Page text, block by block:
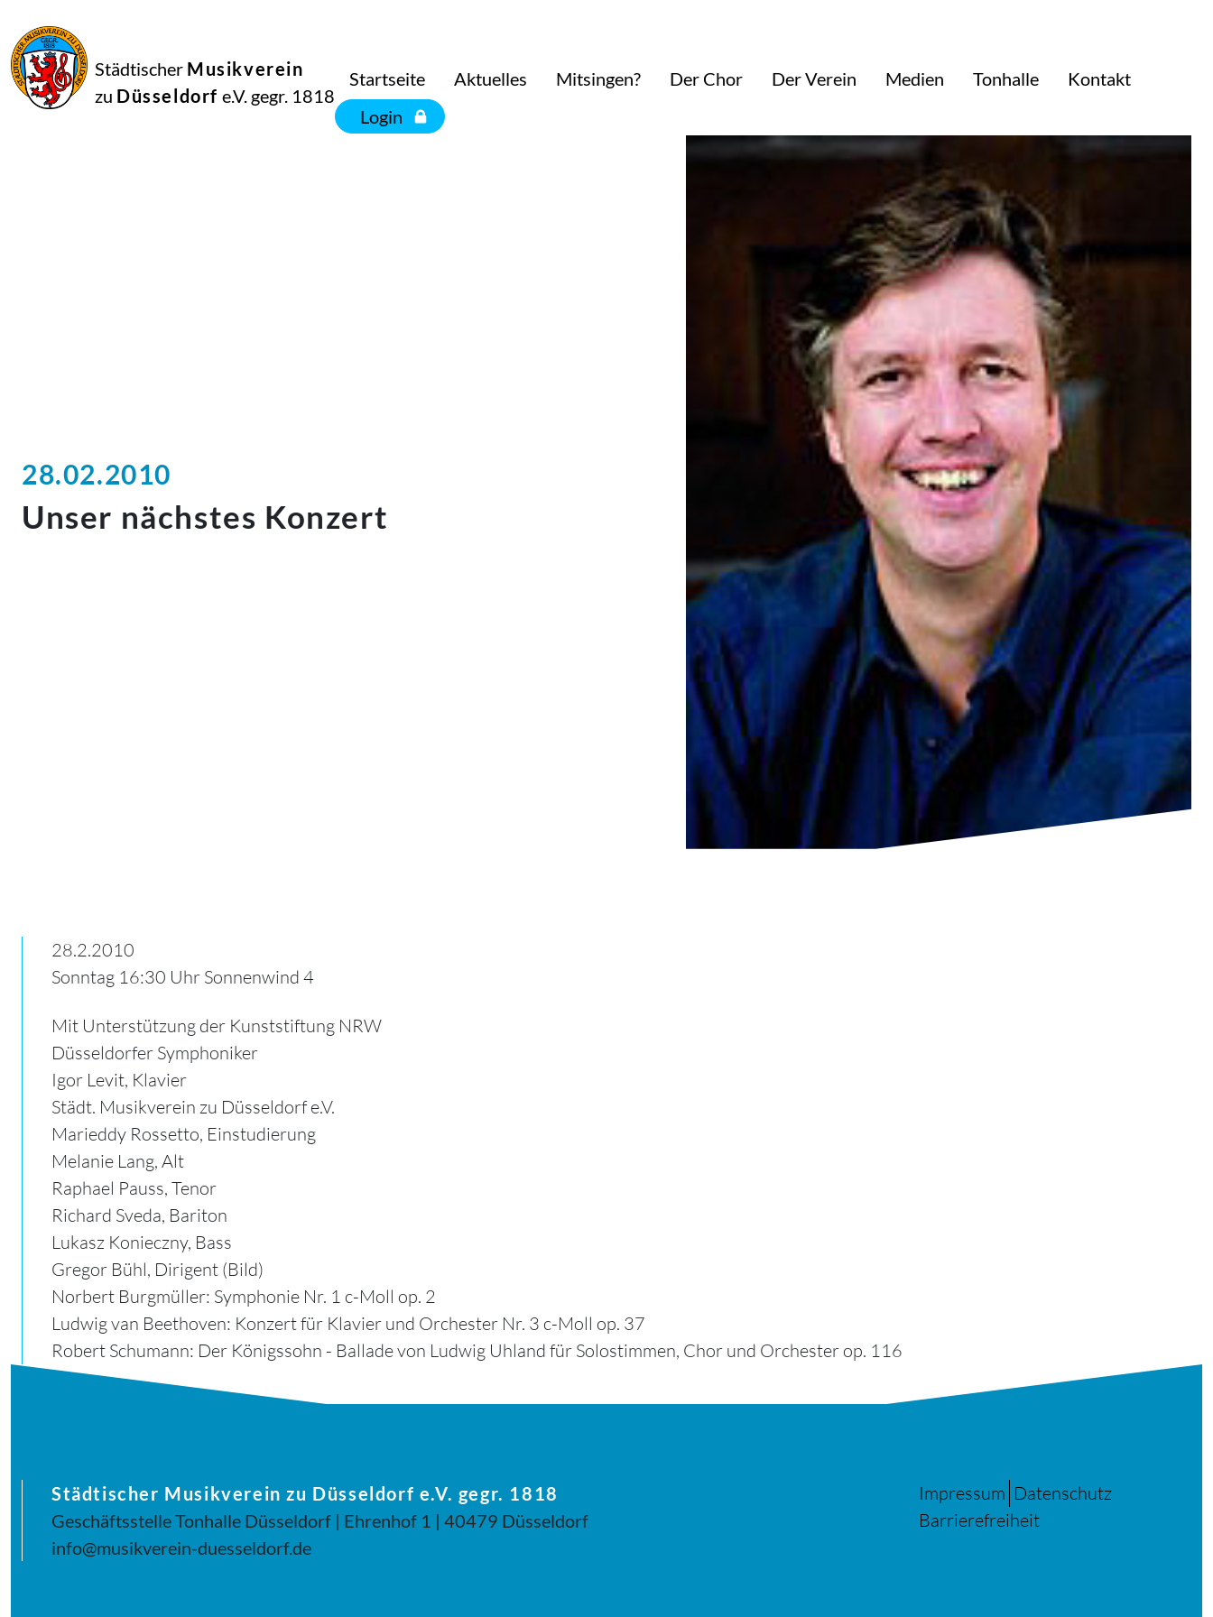
Städtischer Musikverein
zu Düsseldorf e.V. gegr. 1818
Startseite Aktuelles Mitsingen? Der Chor Der Verein Medien Tonhalle
Kontakt
Login
28.02.2010
Unser nächstes Konzert
28.2.2010
Sonntag 16:30 Uhr Sonnenwind 4
Mit Unterstützung der Kunststiftung NRW
Düsseldorfer Symphoniker
Igor Levit, Klavier
Städt. Musikverein zu Düsseldorf e.V.
Marieddy Rossetto, Einstudierung
Melanie Lang, Alt
Raphael Pauss, Tenor
Richard Sveda, Bariton
Lukasz Konieczny, Bass
Gregor Bühl, Dirigent (Bild)
Norbert Burgmüller: Symphonie Nr. 1 c-Moll op. 2
Ludwig van Beethoven: Konzert für Klavier und Orchester Nr. 3 c-Moll op. 37
Robert Schumann: Der Königssohn - Ballade von Ludwig Uhland für Solostimmen, Chor und Orchester op. 116
Städtischer Musikverein zu Düsseldorf e.V. gegr. 1818
Geschäftsstelle Tonhalle Düsseldorf | Ehrenhof 1 | 40479 Düsseldorf
info@musikverein-duesseldorf.de
Impressum Datenschutz
Barrierefreiheit